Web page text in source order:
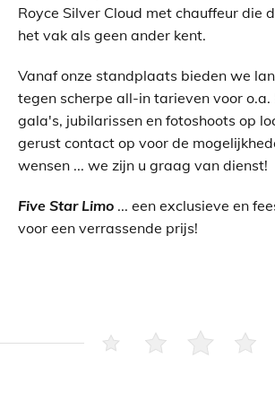
Royce Silver Cloud met chauffeur die
het vak als geen ander kent.
Vanaf onze standplaats bieden we
tegen scherpe all-in tarieven voor o.a.
gala's, jubilarissen en fotoshoots op
gerust contact op voor de
wensen ... we zijn u graag van dienst!
Five Star Limo ... een exclusieve en
voor een verrassende prijs!